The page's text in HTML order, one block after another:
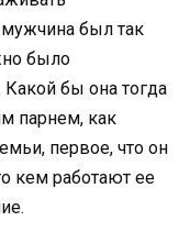
был так
было
Какой бы она тогда
парнем, как
первое, что он
кем работают ее